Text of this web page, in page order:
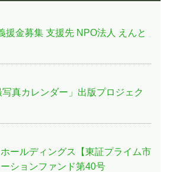
援金募集 支援先 NPO法人 えんと
写真カレンダー」出版プロジェク
ールディングス【東証プライム市
ションファンド第40号